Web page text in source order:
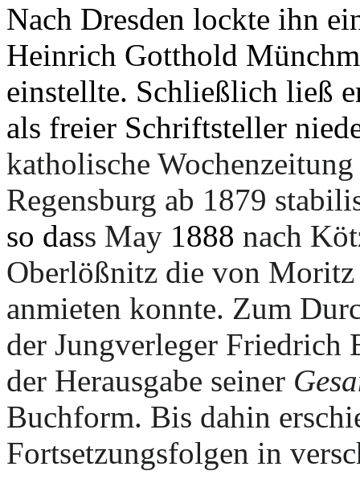
Nach Dresden lockte ihn
Heinrich Gotthold
einstellte. Schließlich ließ
als freier Schriftsteller
katholische
Regensburg ab 1879
so dass May 1888 nach
Oberlößnitz die von
anmieten konnte. Zum
der Jungverleger Friedrich
der Herausgabe seiner
Buchform. Bis dahin
Fortsetzungsfolgen in